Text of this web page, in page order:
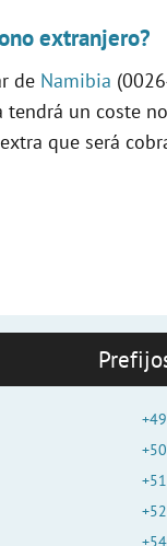
o
extranjero?
de Namibia
un coste
que será
+49
+50
+51
+52
+54